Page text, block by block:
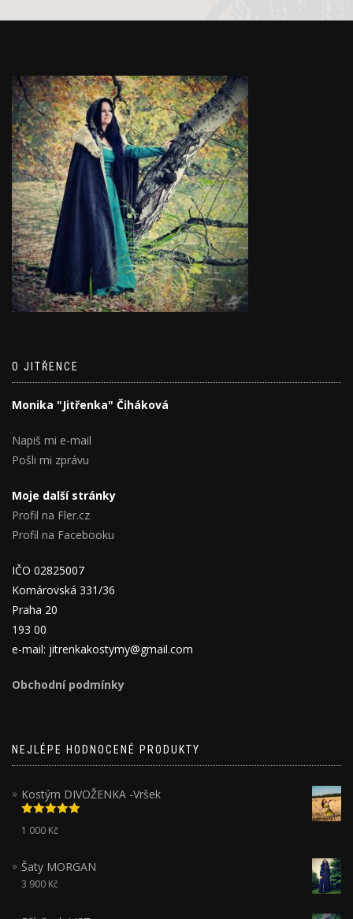
O JITŘENCE
Monika "Jitřenka" Čiháková
Napiš mi e-mail
Pošli mi zprávu
Moje další stránky
Profil na Fler.cz
Profil na Facebooku
IČO 02825007
Komárovská 331/36
Praha 20
193 00
e-mail: jitrenkakostymy@gmail.com
Obchodní podmínky
NEJLÉPE HODNOCENÉ PRODUKTY
Kostým DIVOŽENKA -Vršek
5.00z 5
1 000 Kč
Šaty MORGAN
3 900 Kč